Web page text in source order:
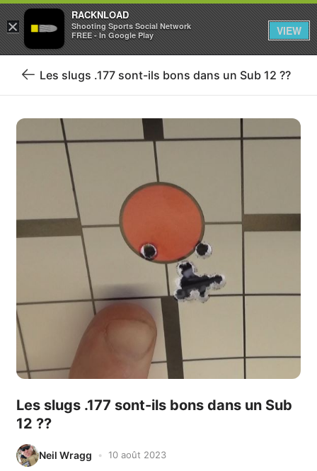
Se connecter S'inscrire
Retour
blog
Les slugs .177 sont-ils bons dans un Sub 12 ??
Les slugs .177 sont-ils bons dans un Sub
12 ??
Neil Wragg 10 août 2023
×
RACKNLOAD
Shooting Sports Social Network
FREE - In Google Play
VIEW